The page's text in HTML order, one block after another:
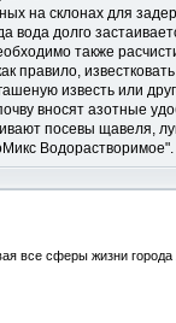
на склонах для
вода долго
также
правило,
известь или
вносят азотные
посевы щавеля,
Водорастворимое".
все сферы жизни города